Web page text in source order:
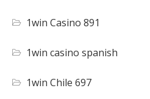
1win Casino 891
1win casino spanish
1win Chile 697